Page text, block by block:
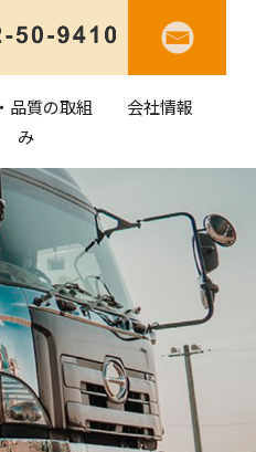
車回送
品質の取組
み
会社情報